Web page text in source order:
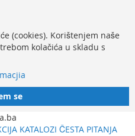
(cookies). Korištenjem naše
kolačića u skladu s
se
KATALOZI ČESTA PITANJA